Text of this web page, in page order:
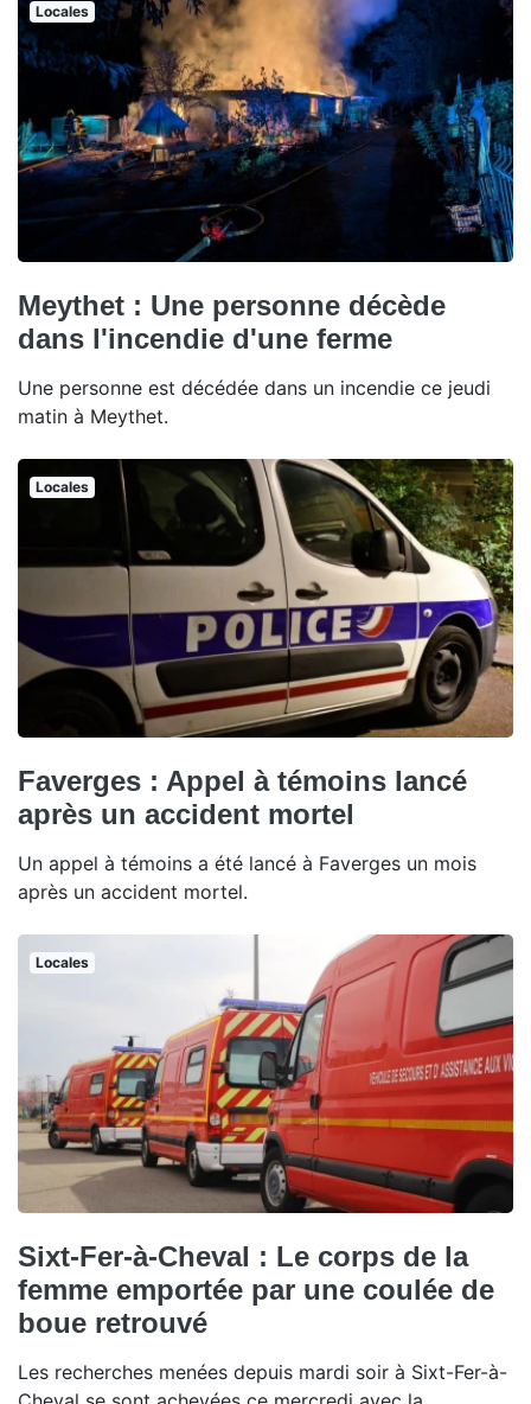
Locales
Meythet : Une personne décède
dans l'incendie d'une ferme
Une personne est décédée dans un incendie ce jeudi
matin à Meythet.
Locales
Faverges : Appel à témoins lancé
après un accident mortel
Un appel à témoins a été lancé à Faverges un mois
après un accident mortel.
Locales
Sixt-Fer-à-Cheval : Le corps de la
femme emportée par une coulée de
boue retrouvé
Les recherches menées depuis mardi soir à Sixt-Fer-à-